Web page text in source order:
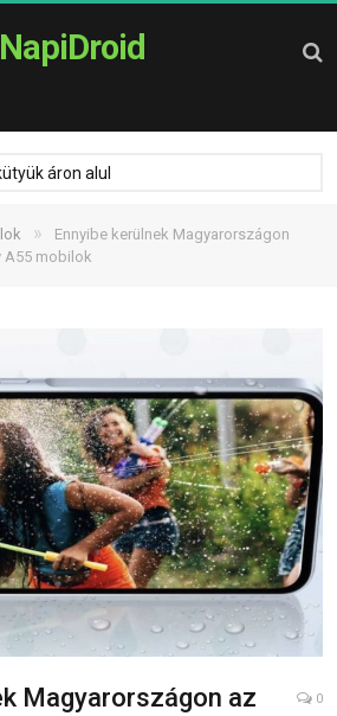
NapiDroid
áron alul
»
Ennyibe kerülnek Magyarországon
A55 mobilok
Magyarországon az
0